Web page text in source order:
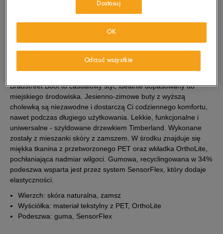
Rozmiary EU Rozmiary US
41,5 26 cm Powiadom o dostępności
42 26,5 cm Powiadom o dostępności
43 27 cm Powiadom o dostępności
44 28 cm Powiadom o dostępności
Bradstreet Boot to casualowy styl, idealnie dopasowany do
miejskiego środowiska. Jesienno-zimowe buty z wyższą
cholewką są niezawodne i dostarczą Ci codziennego komfortu,
nawet podczas długiego użytkowania. Lekkie, funkcjonalne i
uniwersalne - szyldowane drzewkiem Timberland. Wykonane
zostały z mieszanki skóry z zamszem. W środku znajduje się
miękka tkanina z przetworzonego PET oraz wkładka OrthoLite,
pochłaniająca nadmiar wilgoci. Gumowa, recyclingowana w 34%
podeszwa wsparta jest przez system SensorFlex, który dodaje
elastyczności.
Wierzch: skóra naturalna, zamsz
Wyściółka: materiał tekstylny z PET, OrthoLite
Podeszwa: guma, SensorFlex
Dostosuj
Odrzuć wszystkie
OK